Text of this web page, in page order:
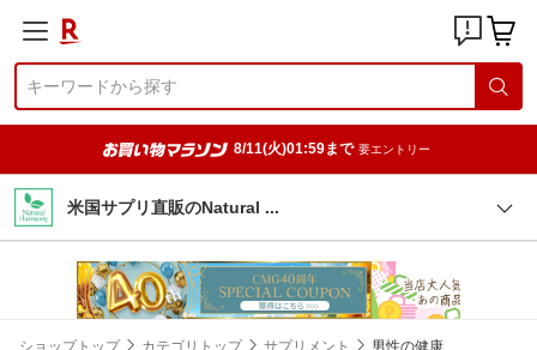
8/11(火)01:59まで 要エントリー
米国サプリ直販のNatural
ショップトップ カテゴリトップ サプリメント 男性の健康